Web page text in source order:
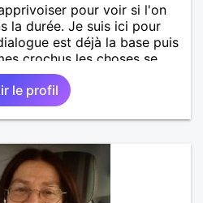
pour voir si l'on
la durée. Je suis ici pour
est déjà la base puis
crochus les choses se
à petit normalement.
le profil